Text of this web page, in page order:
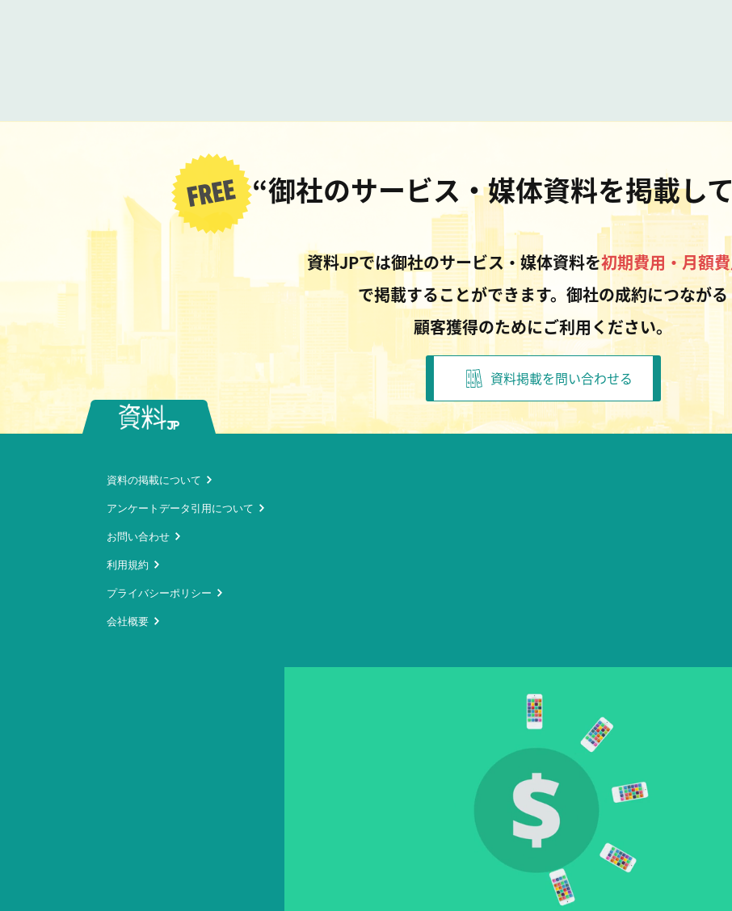
“御社のサービス・媒体資料を掲載し
資料JPでは御社のサービス・媒体資料を初期費用・月額
で掲載することができます。御社の成約につながる
顧客獲得のためにご利用ください。
資料掲載を問い合わせる
資料の掲載について
アンケートデータ引用について
お問い合わせ
利用規約
プライバシーポリシー
会社概要